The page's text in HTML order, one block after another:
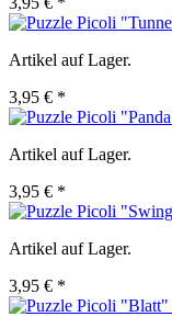
Artikel auf Lager.
3,95 € *
Artikel auf Lager.
3,95 € *
Artikel auf Lager.
3,95 € *